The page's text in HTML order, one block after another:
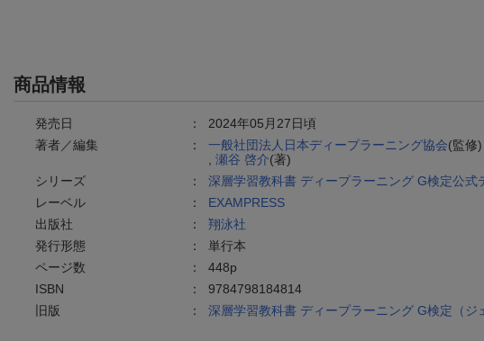
商品情報
発売日 ： 2024年05月27日頃
著者／編集
： 一般社団法人日本ディープラーニング協会(監修)
瀬谷 啓介(著)
シリーズ
： 深層学習教科書 ディープラーニング G検定公式
レーベル
： EXAMPRESS
出版社
： 翔泳社
発行形態
： 単行本
ページ数
： 448p
ISBN
： 9784798184814
旧版
： 深層学習教科書 ディープラーニング G検定（